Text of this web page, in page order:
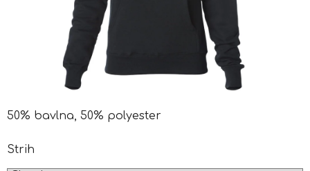
50% bavlna, 50% polyester
Strih